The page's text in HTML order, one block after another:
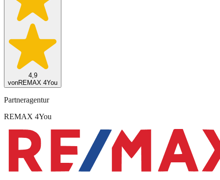
4,9
vonREMAX 4You
Partneragentur
REMAX 4You